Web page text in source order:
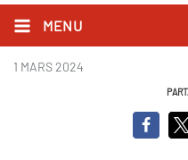
MENU
IVG
1 MARS 2024